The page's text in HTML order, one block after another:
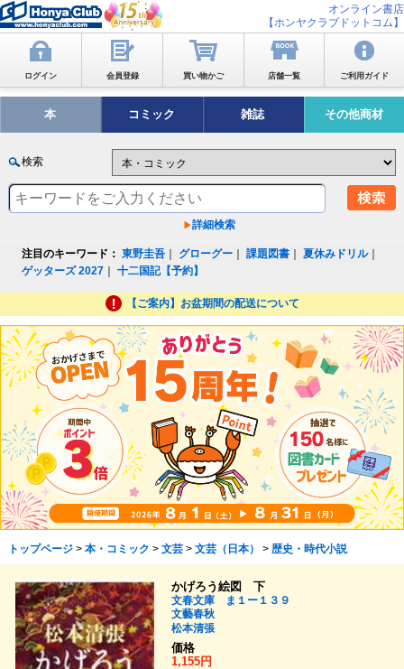
オンライン書店
【ホンヤクラブドットコム】
ログイン 会員登録 買い物かご 店舗一覧 ご利用ガイド
本 コミック 雑誌 その他商材
検索
詳細検索
注目のキーワード： 東野圭吾 グローグー ｜課題図書 ｜夏休みドリル｜
ゲッターズ 2027 ｜十二国記【予約】
【ご案内】お盆期間の配送について
トップページ> 本・コミック > 文芸> 文芸（日本） > 歴史・時代小説
かげろう絵図 下
文春文庫 ま１ー１３９
文藝春秋
松本清張
価格
1,155円